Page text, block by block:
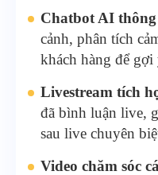
Chatbot AI
cảnh, phân tích
khách hàng để
Livestream tích
đã bình luận live,
sau live chuyên
Video chăm sóc